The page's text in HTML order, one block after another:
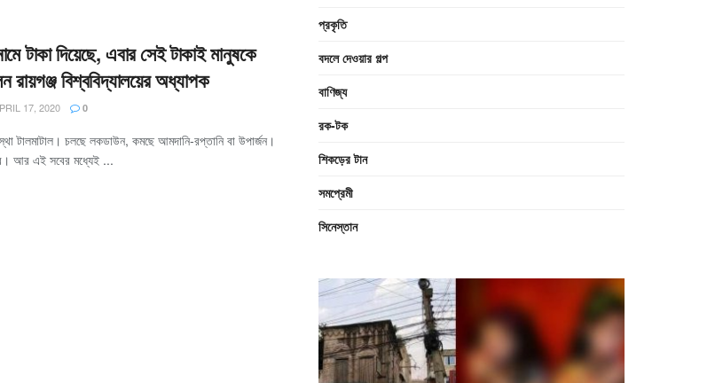
টাকা দিয়েছে, এবার সেই টাকাই মানুষকে
রায়গঞ্জ বিশ্ববিদ্যালয়ের অধ্যাপক
17, 2020 0
টালমাটাল। চলছে লকডাউন, কমছে আমদানি-রপ্তানি বা উপার্জন।
আর এই সবের মধ্যেই ...
প্রকৃতি
বদলে দেওয়ার গল্প
বাণিজ্য
রক-টক
শিকড়ের টান
সমপ্রেমী
সিনেস্তান